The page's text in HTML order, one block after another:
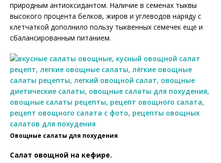
природным антиоксидантом. Наличие в семенах тыквы
высокого процента белков, жиров и углеводов наряду с
клетчаткой дополнило пользу тыквенных семечек еще и
сбалансированным питанием.
Овощные салаты для похудения
Салат овощной на кефире.